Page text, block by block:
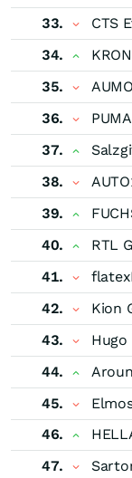
33. CTS
34.
35.
36.
PUMA
37.
38.
39.
40.
RTL
41.
42.
Kion
43.
Hugo
44.
45.
46.
47.